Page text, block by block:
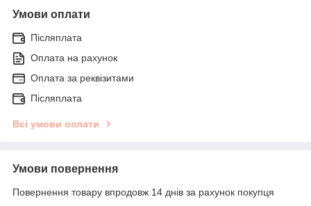
Умови оплати
Післяплата
Оплата на рахунок
Оплата за реквізитами
Післяплата
Всі умови оплати
Умови повернення
Повернення товару впродовж 14 днів за рахунок покупця